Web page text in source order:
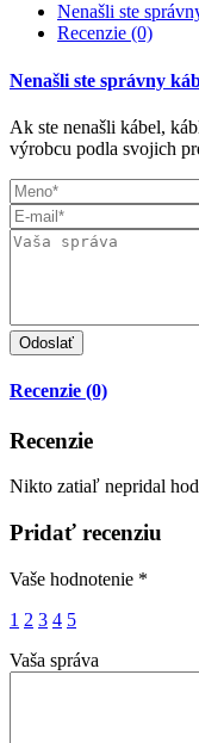
Nenašli ste
Recenzie (0)
Nenašli ste správny
Ak ste nenašli kábel,
výrobcu podla svojich
Recenzie (0)
Recenzie
Nikto zatiaľ nepridal
Pridať recenziu
Vaše hodnotenie *
1 2 3 4 5
Vaša správa